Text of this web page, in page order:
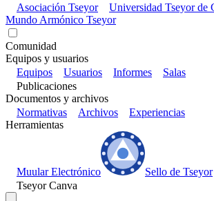
Asociación Tseyor
Universidad Tseyor de
Mundo Armónico Tseyor
Comunidad
Equipos y usuarios
Equipos
Usuarios Informes
Salas
Publicaciones
Documentos y archivos
Normativas
Archivos
Experiencias
Herramientas
Muular Electrónico Sello de Tseyor
Tseyor Canva